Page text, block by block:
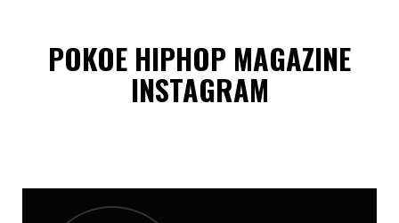
POKOE HIPHOP MAGAZINE
INSTAGRAM